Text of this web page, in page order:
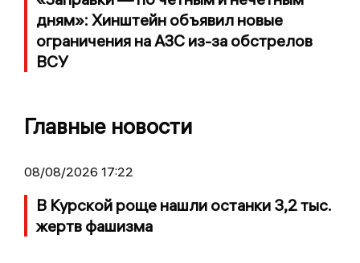
дням»: Хинштейн объявил новые
ограничения на АЗС из-за обстрелов
ВСУ
Главные новости
08/08/2026 17:22
В Курской роще нашли останки 3,2 тыс.
жертв фашизма